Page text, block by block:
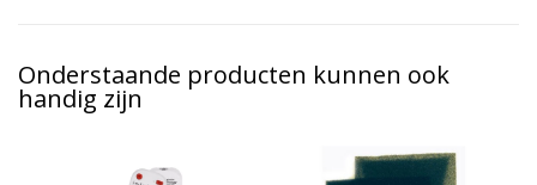
Onderstaande producten kunnen ook
handig zijn